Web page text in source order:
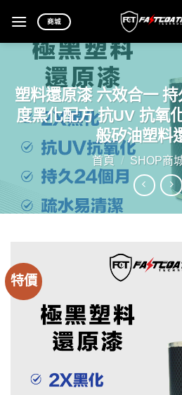
content
商城
塑料還原漆 六效合一
度黑化配方 抗UV 抗氧
般矽油塑料
首頁 / SHOP商
特價